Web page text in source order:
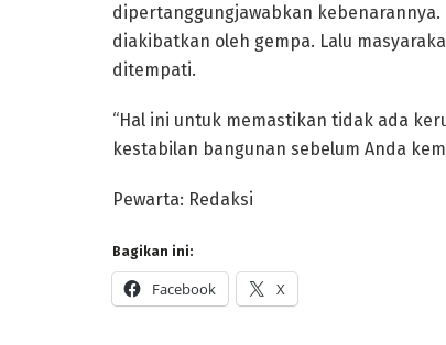
dipertanggungjawabkan
diakibatkan oleh gempa. Lalu
ditempati.
“Hal ini untuk memastikan tidak ada
kestabilan bangunan sebelum Anda
Pewarta: Redaksi
Bagikan ini:
Facebook X